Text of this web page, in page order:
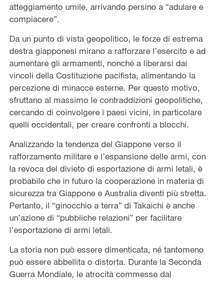
atteggiamento umile, arrivando persino a “adulare e
compiacere”.
Da un punto di vista geopolitico, le forze di estrema
destra giapponesi mirano a rafforzare l’esercito e ad
aumentare gli armamenti, nonché a liberarsi dai
vincoli della Costituzione pacifista, alimentando la
percezione di minacce esterne. Per questo motivo,
sfruttano al massimo le contraddizioni geopolitiche,
cercando di coinvolgere i paesi vicini, in particolare
quelli occidentali, per creare confronti a blocchi.
Analizzando la tendenza del Giappone verso il
rafforzamento militare e l’espansione delle armi, con
la revoca del divieto di esportazione di armi letali, è
probabile che in futuro la cooperazione in materia di
sicurezza tra Giappone e Australia diventi più stretta.
Pertanto, il “ginocchio a terra” di Takaichi è anche
un’azione di “pubbliche relazioni” per facilitare
l’esportazione di armi letali.
La storia non può essere dimenticata, né tantomeno
può essere abbellita o distorta. Durante la Seconda
Guerra Mondiale, le atrocità commesse dal